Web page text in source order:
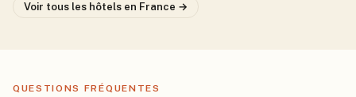
Voir tous les hôtels en France →
QUESTIONS FRÉQUENTES